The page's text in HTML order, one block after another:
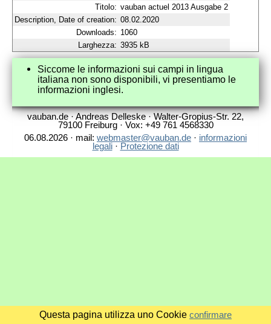
Titolo: vauban actuel 2013 Ausgabe 2
Description, Date of creation: 08.02.2020
Downloads: 1060
Larghezza: 3935 kB
Siccome le informazioni sui campi in lingua
italiana non sono disponibili, vi presentiamo le
informazioni inglesi.
vauban.de · Andreas Delleske · Walter-Gropius-Str. 22,
79100 Freiburg · Vox: +49 761 4568330
06.08.2026 · mail: webmaster@vauban.de · informazioni
legali· Protezione dati
Questa pagina utilizza uno Cookie confirmare